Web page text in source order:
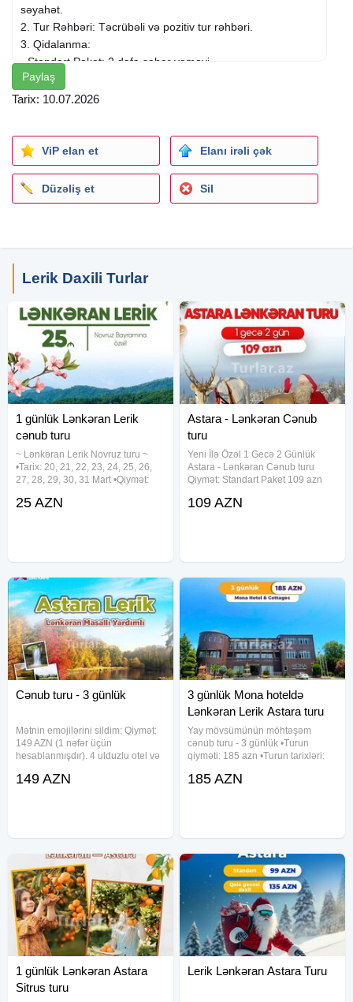
səyahət.
2. Tur Rəhbəri: Təcrübəli və pozitiv tur rəhbəri.
3. Qidalanma:
- Standart Paket: 2 dəfə səhər yeməyi.
- Full Paket: 2 səhər yeməyi, 1 nahar, 1 axşam yeməyi.
4. Gecələmə: 4 ulduzlu Şindan və ya Palıdlı Sahil oteldə
- Qapalı hovuz və fitness mərkəzi.
- Oyunlar: Mafia, Loto, Uno və s.
Gəzintilər:
-
Lerik:
- Meşəbəyi İstirahət Mərkəzi.
- Şivəkəran Şəlaləsi.
-Astara:
- Sım kəndində offroad maşınlarla şəlaləyə gediş-gəliş (7
AZN əlavə).
- Astara bulvarında gəzinti və karting.
- Sitrus bağlarına ekskursiya.
- Gölkənd İstirahət Mərkəzi.
Vacib Qeydlər:
- Qiymət 2-3 nəfərlik otaqlarda 1 nəfər üçün hesablanıb.
- Sürüşməyən ayaqqabı və əlavə geyim götürmək tövsiyə
- Nəqliyyatda spirtli içki qəbul etmək qadağandır.
Paylaş
Tarix: 10.07.2026
ViP elan et Elanı irəli çək
Düzəliş et Sil
Lerik Daxili Turlar
1 günlük Lənkəran Lerik
cənub turu
~ Lənkəran Lerik Novruz turu ~
•Tarix: 20, 21, 22, 23, 24, 25, 26,
27, 28, 29, 30, 31 Mart •Qiymət:
Paket: 29 azn ✓Qiymətə daxildir:
25 AZN
Astara - Lənkəran Cənub
turu
Yeni İlə Özəl 1 Gecə 2 Günlük
Astara - Lənkəran Cənub turu
Qiymət: Standart Paket 109 azn
Tarix: 31-1 və 1-2 Yanvar —
109 AZN
Cənub turu - 3 günlük
Mətnin emojilərini sildim: Qiymət:
149 AZN (1 nəfər üçün
hesablanmışdır). 4 ulduzlu otel və
qiymət fərqləri mövcuddur.
149 AZN
3 günlük Mona hoteldə
Lənkəran Lerik Astara turu
Yay mövsümünün möhtəşəm
cənub turu - 3 günlük •Turun
qiyməti: 185 azn •Turun tarixləri:
✓Səyahət planı: • Turun müddəti -
185 AZN
1 günlük Lənkəran Astara
Sitrus turu
Lerik Lənkəran Astara Turu